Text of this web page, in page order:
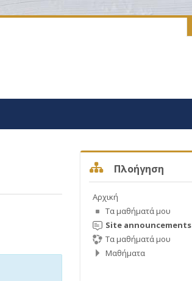
Πλοήγηση
Αρχική
Τα μαθήματά μου
Site announcements
Τα μαθήματά μου
Μαθήματα